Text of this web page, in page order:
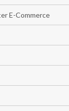
E-Commerce